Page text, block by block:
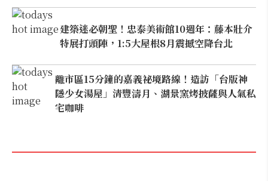
建築迷必朝聖！忠泰美術館10週年：藤本壯介
特展打頭陣，1:5大屋根8月震撼空降台北
離市區15分鐘的嘉義祕境路線！造訪「台版神
隱少女湯屋」清豐濤月、湖景窯烤披薩與人氣私
宅咖啡